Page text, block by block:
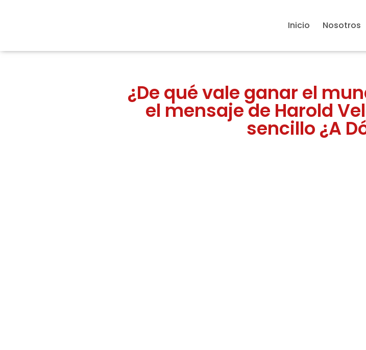
Inicio Nosotros
¿De qué vale ganar el
el mensaje de Harold
sencillo ¿A